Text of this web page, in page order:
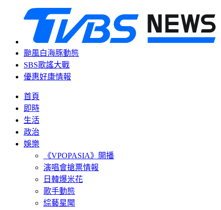
颱風白海豚動態
SBS歌謠大戰
優惠好康情報
首頁
即時
生活
政治
娛樂
《VPOPASIA》開播
演唱會搶票情報
日韓爆米花
歌手動態
綜藝星聞